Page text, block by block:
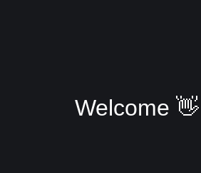
Welcome 👋